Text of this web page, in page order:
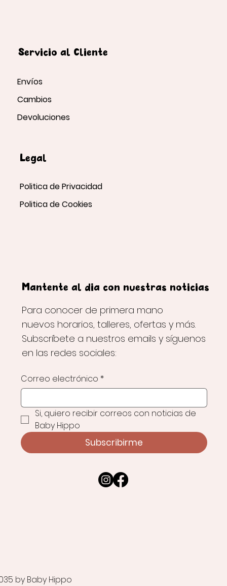
Servicio al Cliente
Envíos
Cambios
Devoluciones
Legal
Politica de Privacidad
Politica de Cookies
Mantente al día con nuestras noticias
Para conocer de primera mano
nuevos horarios, talleres, ofertas y más.
Subscríbete a nuestros emails y síguenos
en las redes sociales:
Correo electrónico *
Si, quiero recibir correos con noticias de
Baby Hippo
Subscribirme
by Baby Hippo